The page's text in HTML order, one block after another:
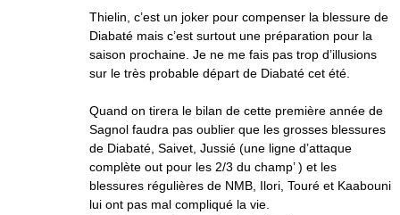
Thielin, c’est un joker pour compenser la blessure de
Diabaté mais c’est surtout une préparation pour la
saison prochaine. Je ne me fais pas trop d’illusions
sur le très probable départ de Diabaté cet été.
Quand on tirera le bilan de cette première année de
Sagnol faudra pas oublier que les grosses blessures
de Diabaté, Saivet, Jussié (une ligne d’attaque
complète out pour les 2/3 du champ’ ) et les
blessures régulières de NMB, Ilori, Touré et Kaabouni
lui ont pas mal compliqué la vie.